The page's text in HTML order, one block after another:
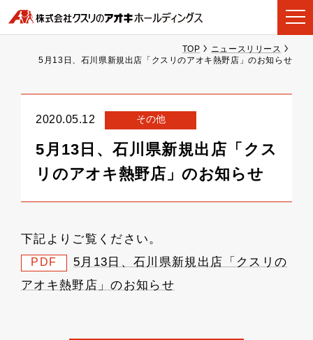
TOP
ニュースリリース
5月13日、石川県新規出店「クスリのアオキ熱野店」のお知らせ
2020.05.12 その他
5月13日、石川県新規出店「クス
リのアオキ熱野店」のお知らせ
下記よりご覧ください。
PDF
5月13日、石川県新規出店「クスリの
アオキ熱野店」のお知らせ